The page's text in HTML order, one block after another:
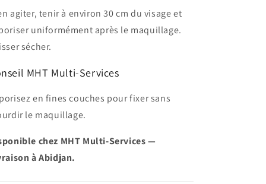
agiter, tenir à environ 30 cm du visage et
uniformément après le maquillage.
sécher.
MHT Multi-Services
en fines couches pour fixer sans
le maquillage.
chez MHT Multi-Services —
à Abidjan.